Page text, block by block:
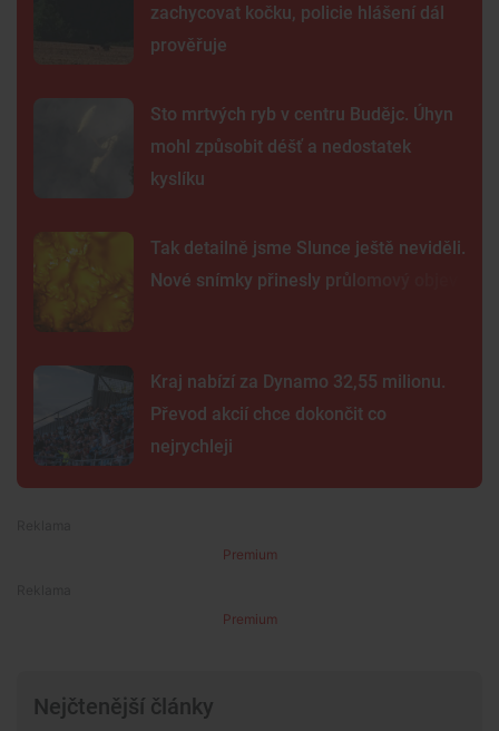
zachycovat kočku, policie hlášení dál
prověřuje
Sto mrtvých ryb v centru Budějc. Úhyn
mohl způsobit déšť a nedostatek
kyslíku
Tak detailně jsme Slunce ještě neviděli.
Nové snímky přinesly průlomový objev
Kraj nabízí za Dynamo 32,55 milionu.
Převod akcií chce dokončit co
nejrychleji
Premium
Premium
Nejčtenější články